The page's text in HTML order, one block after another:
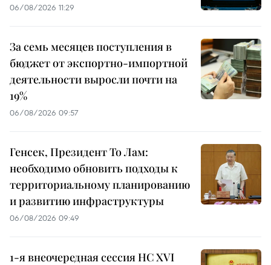
06/08/2026 11:29
За семь месяцев поступления в
бюджет от экспортно-импортной
деятельности выросли почти на
19%
06/08/2026 09:57
Генсек, Президент То Лам:
необходимо обновить подходы к
территориальному планированию
и развитию инфраструктуры
06/08/2026 09:49
1-я внеочередная сессия НС XVI